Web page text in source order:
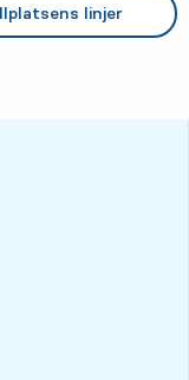
linjer